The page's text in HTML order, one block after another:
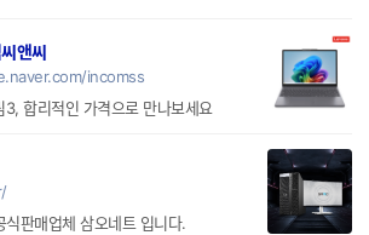
앤씨
incomss
3, 합리적인 가격으로 만나보세요
판매업체 삼오네트 입니다.